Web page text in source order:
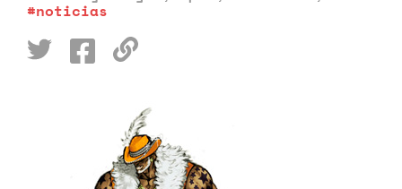
#noticias